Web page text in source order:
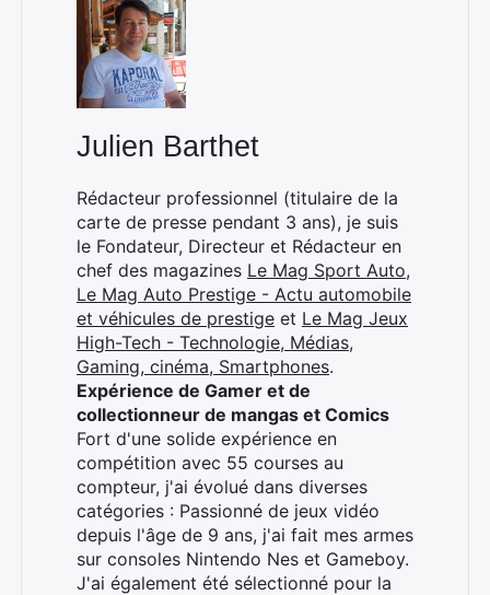
Julien Barthet
Rédacteur professionnel (titulaire de la
carte de presse pendant 3 ans), je suis
le Fondateur, Directeur et Rédacteur en
chef des magazines Le Mag Sport Auto,
Le Mag Auto Prestige - Actu automobile
et véhicules de prestige et Le Mag Jeux
High-Tech - Technologie, Médias,
Gaming, cinéma, Smartphones.
Expérience de Gamer et de
collectionneur de mangas et Comics
Fort d'une solide expérience en
compétition avec 55 courses au
compteur, j'ai évolué dans diverses
catégories : Passionné de jeux vidéo
depuis l'âge de 9 ans, j'ai fait mes armes
sur consoles Nintendo Nes et Gameboy.
J'ai également été sélectionné pour la
Rechercher
: